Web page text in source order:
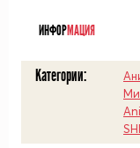
ИНФОРМАЦИЯ
Категории: